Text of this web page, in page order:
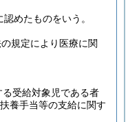
めたものをいう。
規定により医療に関
る受給対象児である者
養手当等の支給に関す